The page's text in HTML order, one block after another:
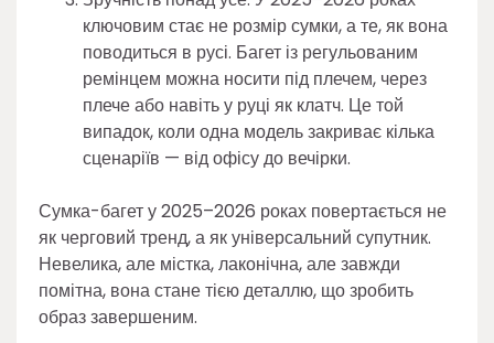
ключовим стає не розмір сумки, а те, як вона
поводиться в русі. Багет із регульованим
ремінцем можна носити під плечем, через
плече або навіть у руці як клатч. Це той
випадок, коли одна модель закриває кілька
сценаріїв — від офісу до вечірки.
Сумка-багет у 2025–2026 роках повертається не
як черговий тренд, а як універсальний супутник.
Невелика, але містка, лаконічна, але завжди
помітна, вона стане тією деталлю, що зробить
образ завершеним.